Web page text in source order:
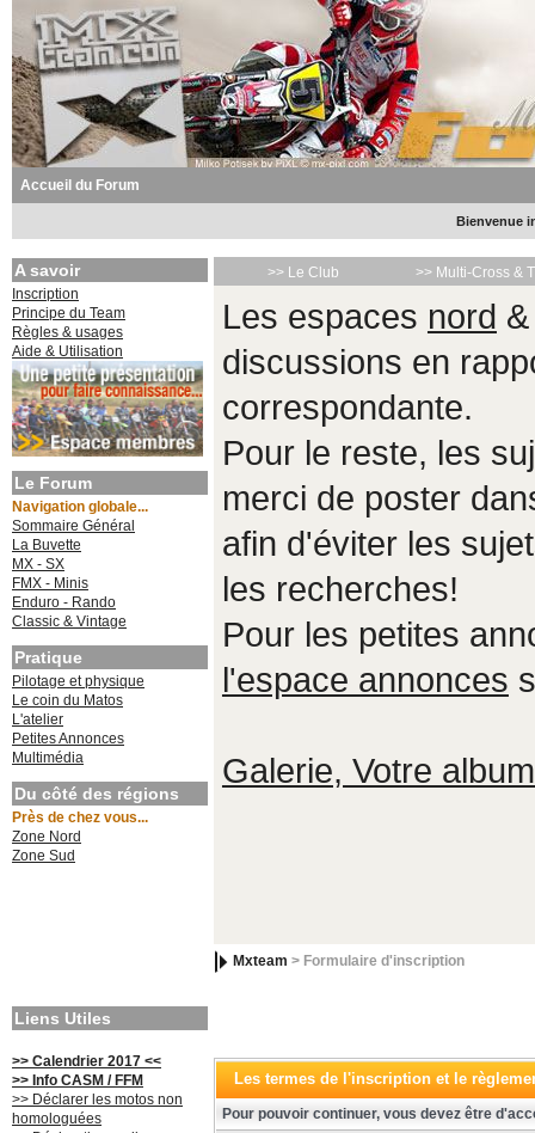
Accueil du Forum
Bienvenue
A savoir
Inscription
Principe du Team
Règles & usages
Aide & Utilisation
Le Forum
Navigation globale...
Sommaire Général
La Buvette
MX - SX
FMX - Minis
Enduro - Rando
Classic & Vintage
Pratique
Pilotage et physique
Le coin du Matos
L'atelier
Petites Annonces
Multimédia
Du côté des régions
Près de chez vous...
Zone Nord
Zone Sud
Liens Utiles
>> Calendrier 2017 <<
>> Info CASM / FFM
>> Déclarer les motos non
homologuées
>> Le Club >> Multi-Cross &
Les espaces nord
discussions en
correspondante.
Pour le reste, les
merci de poster
afin d'éviter les
les recherches!
Pour les petites
l'espace annonces
Galerie, Votre
Mxteam > Formulaire d'inscription
Les termes de l'inscription et le
Pour pouvoir continuer, vous devez être